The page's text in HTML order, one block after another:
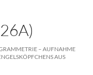
– AUFNAHME
AUS